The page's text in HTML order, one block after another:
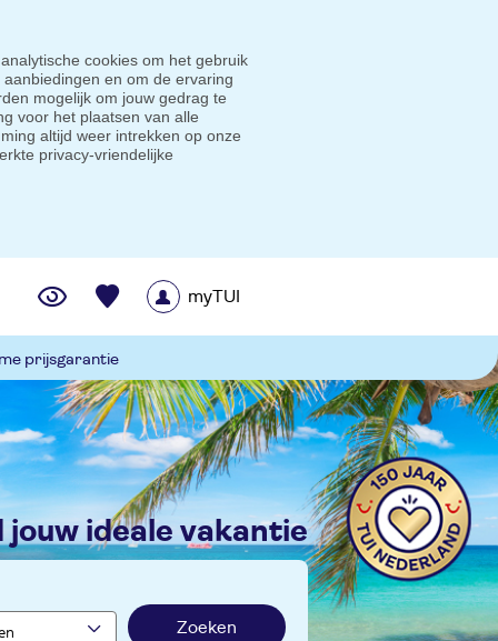
cookies om het gebruik
en om de ervaring
mogelijk om jouw gedrag te
voor het plaatsen van alle
altijd weer intrekken op onze
privacy-vriendelijke
myTUI
prijsgarantie
jouw ideale vakantie
Zoeken